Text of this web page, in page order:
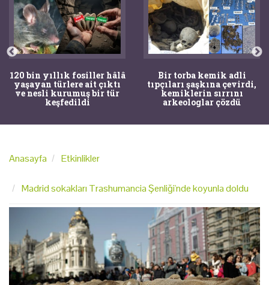
120 bin yıllık fosiller hâlâ
yaşayan türlere ait çıktı
ve nesli kurumuş bir tür
keşfedildi
Bir torba kemik adli
tıpçıları şaşkına çevirdi,
kemiklerin sırrını
arkeologlar çözdü
Anasayfa Etkinlikler
Madrid sokakları Trashumancia Şenliği'nde koyunla doldu